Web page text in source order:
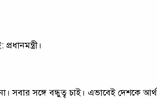
সবার সঙ্গে বন্ধুত্ব চাই। এভাবেই দেশকে